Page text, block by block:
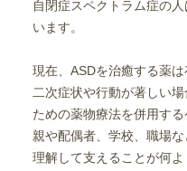
自閉症スペクトラム症の
います。
現在、ASDを治癒する薬
二次症状や行動が著しい
ための薬物療法を併用する
親や配偶者、学校、職場
理解して支えることが何よ